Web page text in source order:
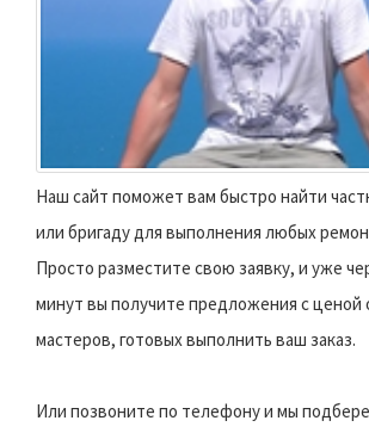
Наш сайт поможет вам быстро найти
или бригаду для выполнения любых
Просто разместите свою заявку, и уже
минут вы получите предложения с ценой
мастеров, готовых выполнить ваш заказ.
Или позвоните по телефону и мы